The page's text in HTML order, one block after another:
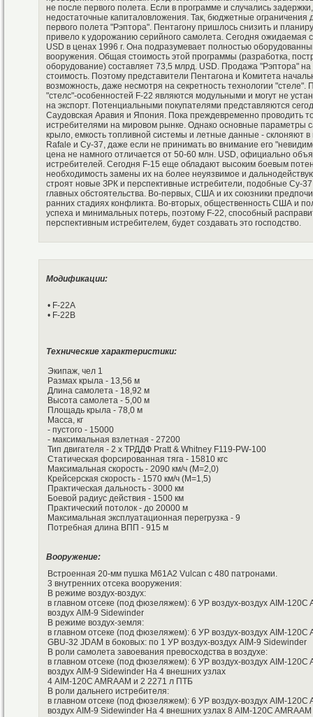
не после первого полета. Если в программе и случались
недостаточные капиталовложения. Так, бюджетные ограничения
первого полета "Рэптора". Пентагону пришлось снизить и
привело к удорожанию серийного самолета. Сегодня ожидаемая
USD в ценах 1996 г. Она подразумевает полностью
вооружения. Общая стоимость этой программы (разработка,
оборудование) составляет 73,5 млрд. USD. Продажа "Рэптора" на
стоимость. Поэтому представители Пентагона и Комитета
возможность, даже несмотря на секретность технологии "стеле".
"стелс"-особенностей F-22 являются модульными и могут не
на экспорт. Потенциальными покупателями представляются
Саудовская Аравия и Япония. Пока преждевременно проводить
истребителями на мировом рынке. Однако основные параметры
крыло, емкость топливной системы и летные данные - склоняют
Rafale и Су-37, даже если не принимать во внимание его
цена не намного отличается от 50-60 млн. USD, официально
истребителей. Сегодня F-15 еще обладают высоким боевым
необходимость замены их на более неуязвимое и
строят новые ЗРК и перспективные истребители, подобные Су-
главных обстоятельства. Во-первых, США и их союзники
ранних стадиях конфликта. Во-вторых, общественность США и
успеха и минимальных потерь, поэтому F-22, способный
перспективным истребителем, будет создавать это господство.
Модификации:
• F-22А
• F-22В
Технические характеристики:
Экипаж, чел 1
Размах крыла - 13,56 м
Длина самолета - 18,92 м
Высота самолета - 5,00 м
Площадь крыла - 78,0 м
Масса, кг
- пустого - 15000
- максимальная взлетная - 27200
Тип двигателя - 2 х ТРДДФ Pratt & Whitney F119-PW-100
Статическая форсированная тяга - 15810 кгс
Максимальная скорость - 2090 км/ч (М=2,0)
Крейсерская скорость - 1570 км/ч (М=1,5)
Практическая дальность - 3000 км
Боевой радиус действия - 1500 км
Практический потолок - до 20000 м
Максимальная эксплуатационная перегрузка - 9
Потребная длина ВПП - 915 м
Вооружение:
Встроенная 20-мм пушка М61А2 Vulcan c 480 патронами.
3 внутренних отсека вооружения:
В режиме воздух-воздух:
в главном отсеке (под фюзеляжем): 6 УР воздух-воздух AIM-120C
воздух AIM-9 Sidewinder
В режиме воздух-земля:
в главном отсеке (под фюзеляжем): 6 УР воздух-воздух AIM-
GBU-32 JDAM в боковых: по 1 УР воздух-воздух AIM-9 Sidewinder
В роли самолета завоевания превосходства в воздухе:
в главном отсеке (под фюзеляжем): 6 УР воздух-воздух AIM-120C
воздух AIM-9 Sidewinder На 4 внешних узлах
4 AIM-120C AMRAAM и 2 2271 л ПТБ
В роли дальнего истребителя:
в главном отсеке (под фюзеляжем): 6 УР воздух-воздух AIM-120C
воздух AIM-9 Sidewinder На 4 внешних узлах 8 AIM-120C